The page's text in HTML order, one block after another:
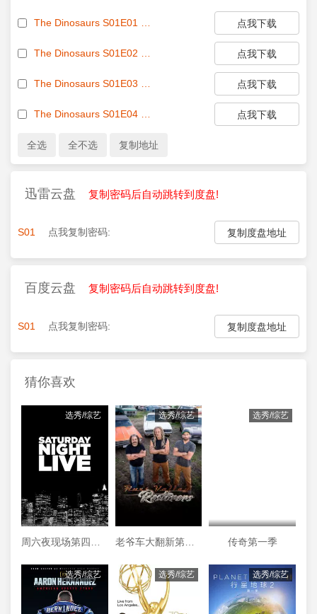
点我下载
点我下载
点我下载
点我下载
迅雷云盘 复制密码后自动跳转到度盘!
S01 点我复制密码: 复制度盘地址
百度云盘 复制密码后自动跳转到度盘!
S01 点我复制密码: 复制度盘地址
猜你喜欢
选秀/综艺
周六夜现场第四十四季
选秀/综艺
老爷车大翻新第三季
选秀/综艺
传奇第一季
选秀/综艺 选秀/综艺 选秀/综艺